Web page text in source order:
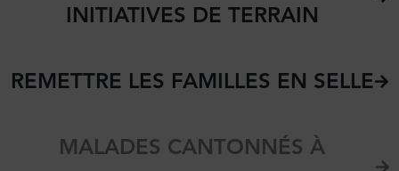
INITIATIVES DE TERRAIN
REMETTRE LES FAMILLES EN SELLE
MALADES CANTONNÉS À